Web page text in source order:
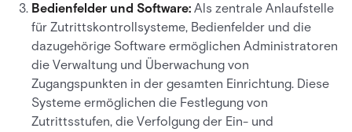
Bedienfelder und Software: Als zentrale Anlaufstelle
für Zutrittskontrollsysteme, Bedienfelder und die
dazugehörige Software ermöglichen Administratoren
die Verwaltung und Überwachung von
Zugangspunkten in der gesamten Einrichtung. Diese
Systeme ermöglichen die Festlegung von
Zutrittsstufen, die Verfolgung der Ein- und